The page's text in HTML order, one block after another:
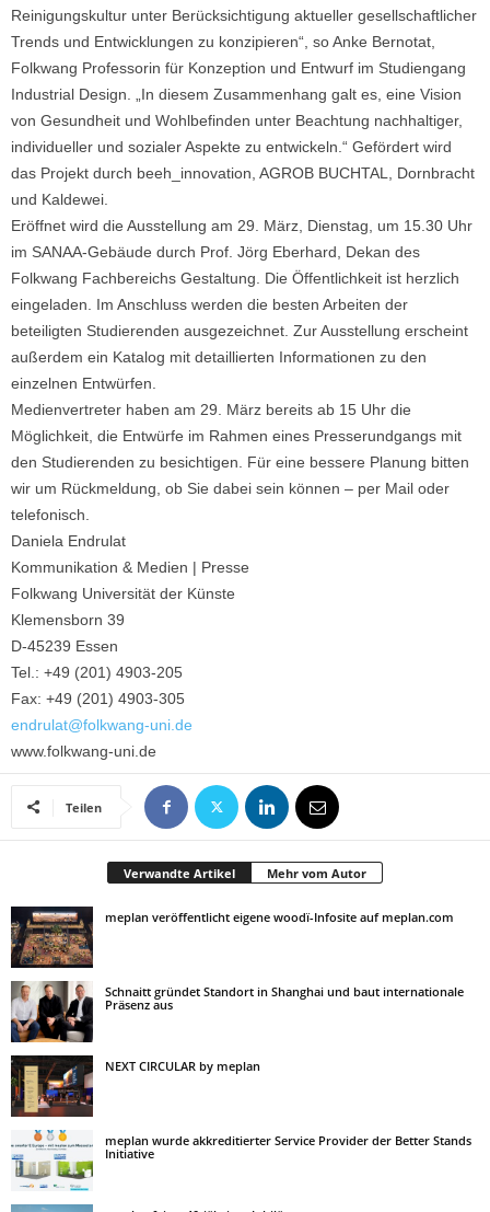
Reinigungskultur unter Berücksichtigung aktueller gesellschaftlicher
Trends und Entwicklungen zu konzipieren“, so Anke Bernotat,
Folkwang Professorin für Konzeption und Entwurf im Studiengang
Industrial Design. „In diesem Zusammenhang galt es, eine Vision
von Gesundheit und Wohlbefinden unter Beachtung nachhaltiger,
individueller und sozialer Aspekte zu entwickeln.“ Gefördert wird
das Projekt durch beeh_innovation, AGROB BUCHTAL, Dornbracht
und Kaldewei.
Eröffnet wird die Ausstellung am 29. März, Dienstag, um 15.30 Uhr
im SANAA-Gebäude durch Prof. Jörg Eberhard, Dekan des
Folkwang Fachbereichs Gestaltung. Die Öffentlichkeit ist herzlich
eingeladen. Im Anschluss werden die besten Arbeiten der
beteiligten Studierenden ausgezeichnet. Zur Ausstellung erscheint
außerdem ein Katalog mit detaillierten Informationen zu den
einzelnen Entwürfen.
Medienvertreter haben am 29. März bereits ab 15 Uhr die
Möglichkeit, die Entwürfe im Rahmen eines Presserundgangs mit
den Studierenden zu besichtigen. Für eine bessere Planung bitten
wir um Rückmeldung, ob Sie dabei sein können – per Mail oder
telefonisch.
Daniela Endrulat
Kommunikation & Medien | Presse
Folkwang Universität der Künste
Klemensborn 39
D-45239 Essen
Tel.: +49 (201) 4903-205
Fax: +49 (201) 4903-305
endrulat@folkwang-uni.de
www.folkwang-uni.de
Teilen
Verwandte Artikel Mehr vom Autor
meplan veröffentlicht eigene woodï-Infosite auf meplan.com
Schnaitt gründet Standort in Shanghai und baut internationale
Präsenz aus
NEXT CIRCULAR by meplan
meplan wurde akkreditierter Service Provider der Better Stands
Initiative